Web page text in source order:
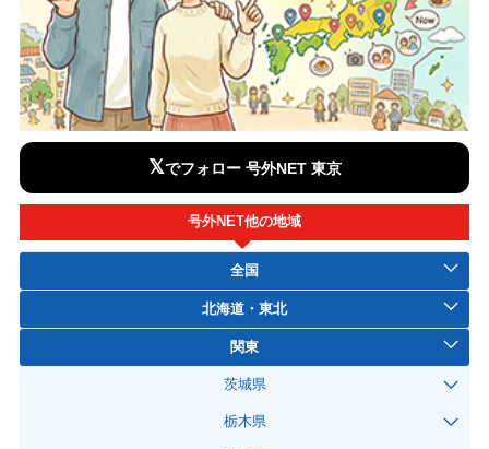
𝕏でフォロー 号外NET 東京
号外NET他の地域
全国
北海道・東北
関東
茨城県
栃木県